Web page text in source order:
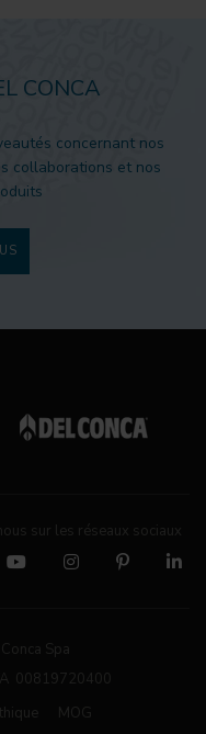
CONCA
concernant nos
collaborations et nos
sur les réseaux sociaux
Spa
00819720400
MOG